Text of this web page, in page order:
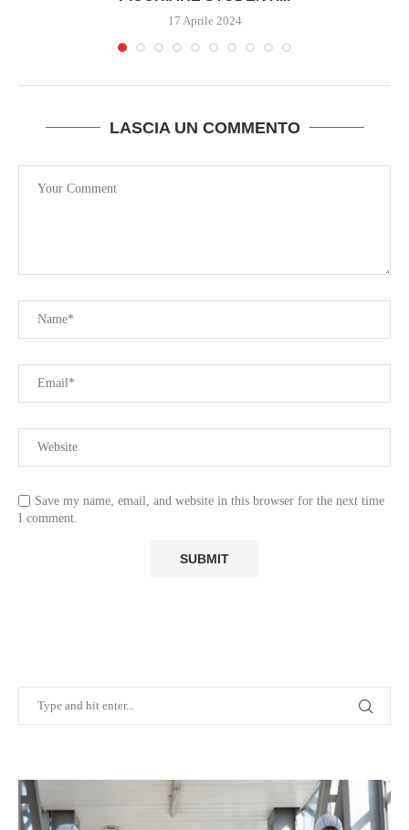
17 Aprile 2024
LASCIA UN COMMENTO
Save my name, email, and website in this browser for the next time
I comment.